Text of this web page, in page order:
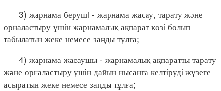
3) жарнама берушi - жарнама жасау, тарату және
орналастыру үшiн жарнамалық ақпарат көзi болып
табылатын жеке немесе заңды тұлға;
4) жарнама жасаушы - жарнамалық ақпаратты тарату
және орналастыру үшiн дайын нысанға келтiрудi жүзеге
асыратын жеке немесе заңды тұлға;